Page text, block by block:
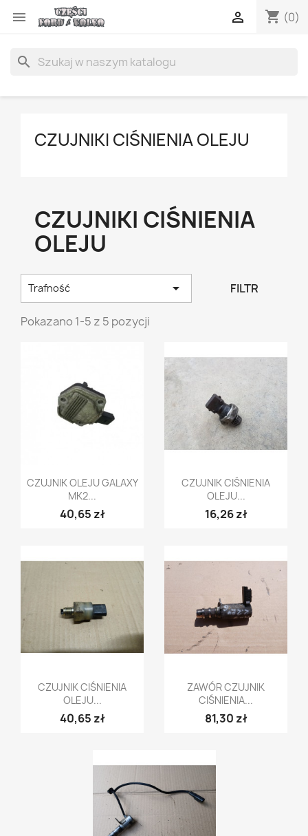
 shopping_cart (0)

search
CZUJNIKI CIŚNIENIA OLEJU
CZUJNIKI CIŚNIENIA
OLEJU
Trafność  FILTR
Pokazano 1-5 z 5 pozycji
Szybki podgląd
CZUJNIK OLEJU GALAXY
MK2...
40,65 zł
Szybki podgląd
CZUJNIK CIŚNIENIA
OLEJU...
16,26 zł
Szybki podgląd
CZUJNIK CIŚNIENIA
OLEJU...
40,65 zł
Szybki podgląd
ZAWÓR CZUJNIK
CIŚNIENIA...
81,30 zł